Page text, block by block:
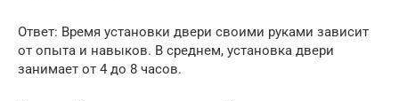
Ответ: Время установки двери своими руками зависит
от опыта и навыков. В среднем, установка двери
занимает от 4 до 8 часов.